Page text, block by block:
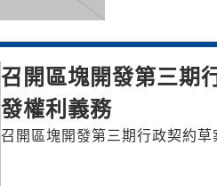
召開區塊開發第三期
發權利義務